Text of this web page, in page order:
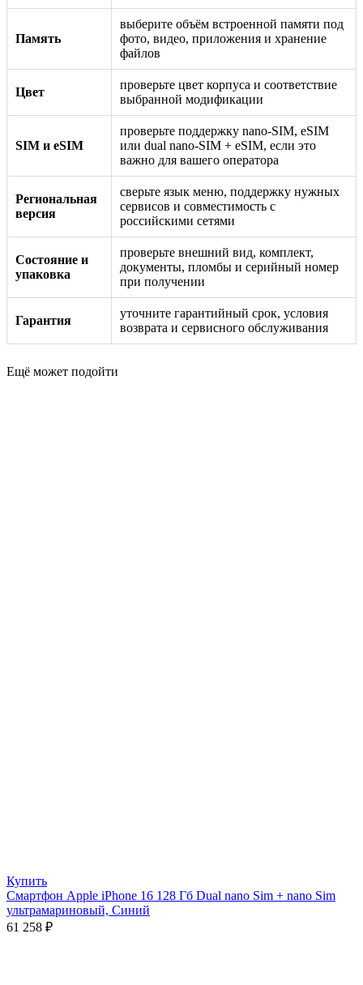
Память
выберите объём встроенной памяти под
фото, видео, приложения и хранение
файлов
Цвет
проверьте цвет корпуса и соответствие
выбранной модификации
SIM и eSIM
проверьте поддержку nano-SIM, eSIM
или dual nano-SIM + eSIM, если это
важно для вашего оператора
Региональная
версия
сверьте язык меню, поддержку нужных
сервисов и совместимость с
российскими сетями
Состояние и
упаковка
проверьте внешний вид, комплект,
документы, пломбы и серийный номер
при получении
Гарантия
уточните гарантийный срок, условия
возврата и сервисного обслуживания
Ещё может подойти
Купить
Смартфон Apple iPhone 16 128 Гб Dual nano Sim + nano Sim
ультрамариновый, Синий
61 258 ₽